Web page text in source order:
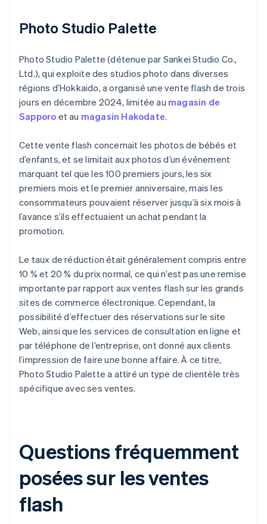
Photo Studio Palette
Photo Studio Palette (détenue par Sankei Studio Co.,
Ltd.), qui exploite des studios photo dans diverses
régions d’Hokkaido, a organisé une vente flash de trois
jours en décembre 2024, limitée au magasin de
Sapporo et au magasin Hakodate.
Cette vente flash concernait les photos de bébés et
d’enfants, et se limitait aux photos d’un événement
marquant tel que les 100 premiers jours, les six
premiers mois et le premier anniversaire, mais les
consommateurs pouvaient réserver jusqu’à six mois à
l’avance s’ils effectuaient un achat pendant la
promotion.
Le taux de réduction était généralement compris entre
10 % et 20 % du prix normal, ce qui n’est pas une remise
importante par rapport aux ventes flash sur les grands
sites de commerce électronique. Cependant, la
possibilité d’effectuer des réservations sur le site
Web, ainsi que les services de consultation en ligne et
par téléphone de l’entreprise, ont donné aux clients
l’impression de faire une bonne affaire. À ce titre,
Photo Studio Palette a attiré un type de clientèle très
spécifique avec ses ventes.
Questions fréquemment
posées sur les ventes
flash